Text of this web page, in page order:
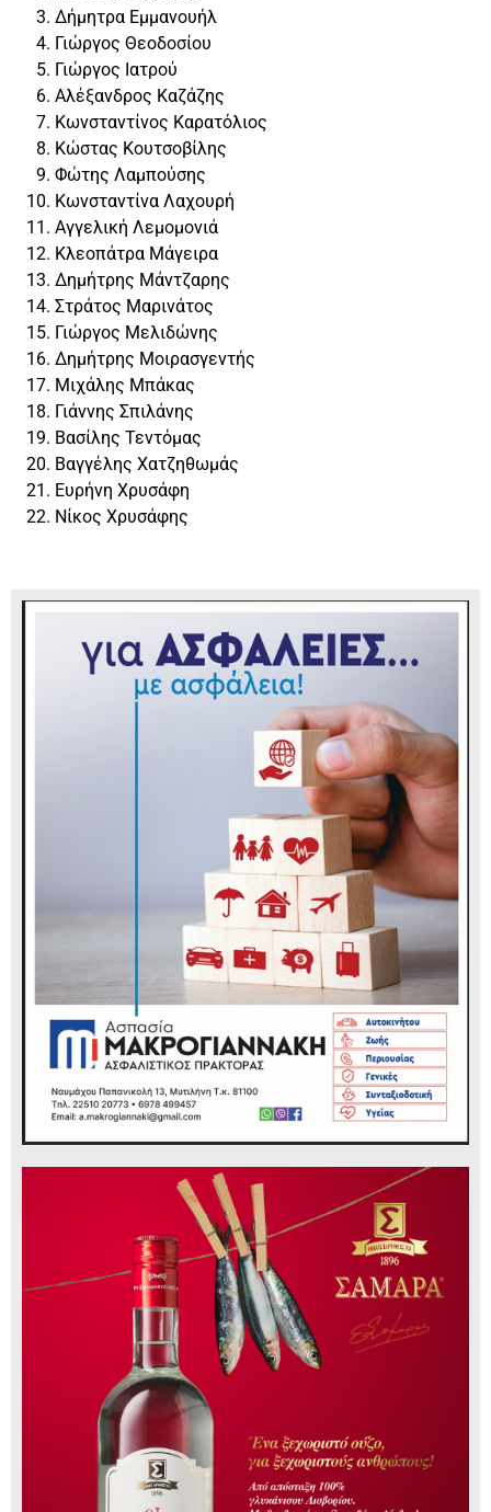
Δήμητρα Εμμανουήλ
Γιώργος Θεοδοσίου
Γιώργος Ιατρού
Αλέξανδρος Καζάζης
Κωνσταντίνος Καρατόλιος
Κώστας Κουτσοβίλης
Φώτης Λαμπούσης
Κωνσταντίνα Λαχουρή
Αγγελική Λεμομονιά
Κλεοπάτρα Μάγειρα
Δημήτρης Μάντζαρης
Στράτος Μαρινάτος
Γιώργος Μελιδώνης
Δημήτρης Μοιρασγεντής
Μιχάλης Μπάκας
Γιάννης Σπιλάνης
Βασίλης Τεντόμας
Βαγγέλης Χατζηθωμάς
Ευρήνη Χρυσάφη
Νίκος Χρυσάφης